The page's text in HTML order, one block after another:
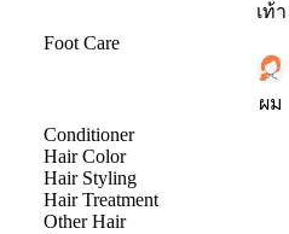
เท้า
Foot Care
ผม
Conditioner
Hair Color
Hair Styling
Hair Treatment
Other Hair